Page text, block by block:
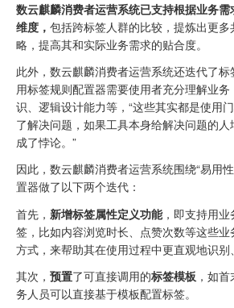
数云麒麟消费者运营系统已支持根据业务
维度， 包括跨标签人群的比较，提炼出更
略，提高其和实际业务需求的贴合度。
此外，数云麒麟消费者运营系统还迭代了
用标签规则配置器需要使用者充分理解业
识、逻辑设计能力等，“这些其实都是使用
了解决问题，如果工具本身给解决问题的
成了悖论。”
因此，数云麒麟消费者运营系统围绕“易用
置器做了以下两个迭代：
首先， 新增标签属性定义功能，即支持用
签，比如内容浏览时长、点赞次数等这些
方式，来帮助其在使用过程中更直观地识别
其次， 预置了可直接调用的标签模板 ，如
务人员可以直接基于模板配置标签。